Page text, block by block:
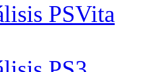
PSVita